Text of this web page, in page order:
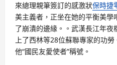
來總理親筆簽訂的感激狀保時捷
美主義者，正坐在她的平衡美學
了崩潰的邊緣。。武漢長江年
上了西林等28位蘇聯專家的功
他“國民友愛使者”稱號。